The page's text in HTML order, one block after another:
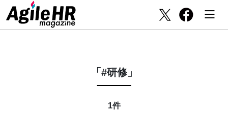
「#研修」
1件